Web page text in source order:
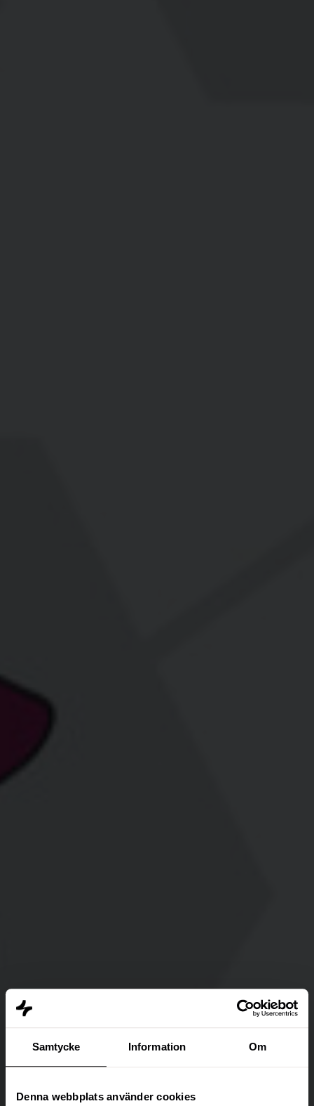
Samtycke Information Om
Denna webbplats använder cookies